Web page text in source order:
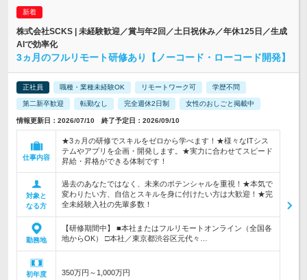
株式会社SCKS | 未経験歓迎／賞与年2回／土日祝休み／年休125日／生成
AIで効率化
3ヵ月のフルリモート研修あり【ノーコード・ローコード開発】
正社員 職種・業種未経験OK リモートワーク可 学歴不問
第二新卒歓迎 転勤なし 完全週休2日制 女性のおしごと掲載中
情報更新日：2026/07/10 終了予定日：2026/09/10
仕事内容
★3ヵ月の研修でスキルをゼロから学べます！★様々なITシス
テムやアプリを企画・開発します。★実力に合わせてスピード
昇給・昇格ができる体制です！
対象と
なる方
過去のあなたではなく、未来のポテンシャルを重視！★本気で
変わりたい方、自信とスキルを身に付けたい方は大歓迎！★完
全未経験入社の先輩多数！
勤務地
【研修期間中】 ■本社またはフルリモートオンライン（全国各
地からOK） □本社／東京都渋谷区元代々…
初年度
350万円～1,000万円